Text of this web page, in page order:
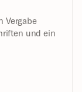
Vergabe
und ein